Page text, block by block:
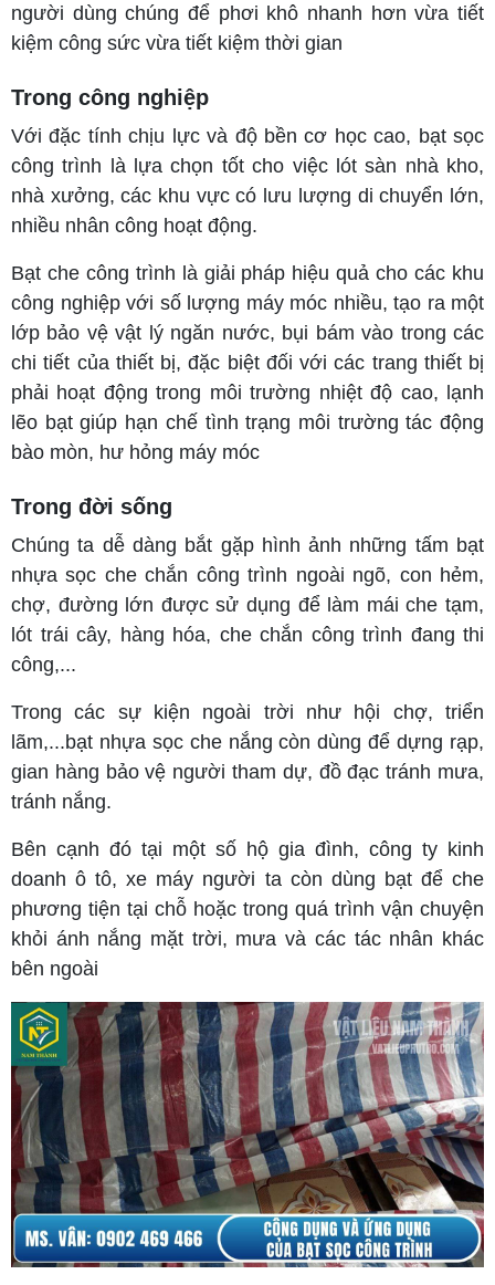
người dùng chúng để phơi khô nhanh hơn vừa tiết
kiệm công sức vừa tiết kiệm thời gian
Trong công nghiệp
Với đặc tính chịu lực và độ bền cơ học cao, bạt sọc
công trình là lựa chọn tốt cho việc lót sàn nhà kho,
nhà xưởng, các khu vực có lưu lượng di chuyển lớn,
nhiều nhân công hoạt động.
Bạt che công trình là giải pháp hiệu quả cho các khu
công nghiệp với số lượng máy móc nhiều, tạo ra một
lớp bảo vệ vật lý ngăn nước, bụi bám vào trong các
chi tiết của thiết bị, đặc biệt đối với các trang thiết bị
phải hoạt động trong môi trường nhiệt độ cao, lạnh
lẽo bạt giúp hạn chế tình trạng môi trường tác động
bào mòn, hư hỏng máy móc
Trong đời sống
Chúng ta dễ dàng bắt gặp hình ảnh những tấm bạt
nhựa sọc che chắn công trình ngoài ngõ, con hẻm,
chợ, đường lớn được sử dụng để làm mái che tạm,
lót trái cây, hàng hóa, che chắn công trình đang thi
công,...
Trong các sự kiện ngoài trời như hội chợ, triển
lãm,...bạt nhựa sọc che nắng còn dùng để dựng rạp,
gian hàng bảo vệ người tham dự, đồ đạc tránh mưa,
tránh nắng.
Bên cạnh đó tại một số hộ gia đình, công ty kinh
doanh ô tô, xe máy người ta còn dùng bạt để che
phương tiện tại chỗ hoặc trong quá trình vận chuyện
khỏi ánh nắng mặt trời, mưa và các tác nhân khác
bên ngoài